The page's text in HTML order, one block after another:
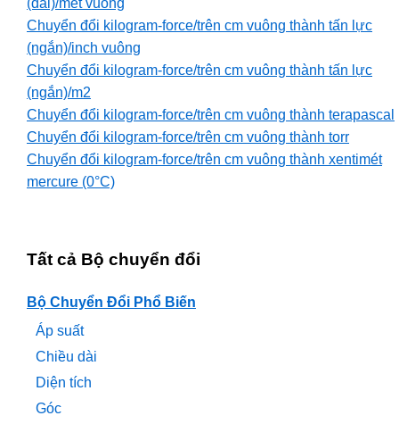
(dài)/mét vuông
Chuyển đổi kilogram-force/trên cm vuông thành tấn lực
(ngắn)/inch vuông
Chuyển đổi kilogram-force/trên cm vuông thành tấn lực
(ngắn)/m2
Chuyển đổi kilogram-force/trên cm vuông thành terapascal
Chuyển đổi kilogram-force/trên cm vuông thành torr
Chuyển đổi kilogram-force/trên cm vuông thành xentimét
mercure (0°C)
Tất cả Bộ chuyển đổi
Bộ Chuyển Đổi Phổ Biến
Áp suất
Chiều dài
Diện tích
Góc